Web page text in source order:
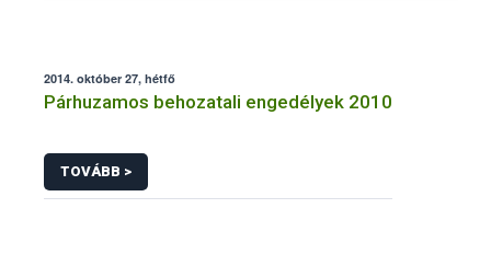
2014. október 27, hétfő
Párhuzamos behozatali engedélyek 2010
TOVÁBB >